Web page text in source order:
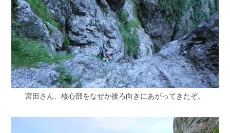
宮田さん、核心部をなぜか後ろ向きにあがってきたぞ。